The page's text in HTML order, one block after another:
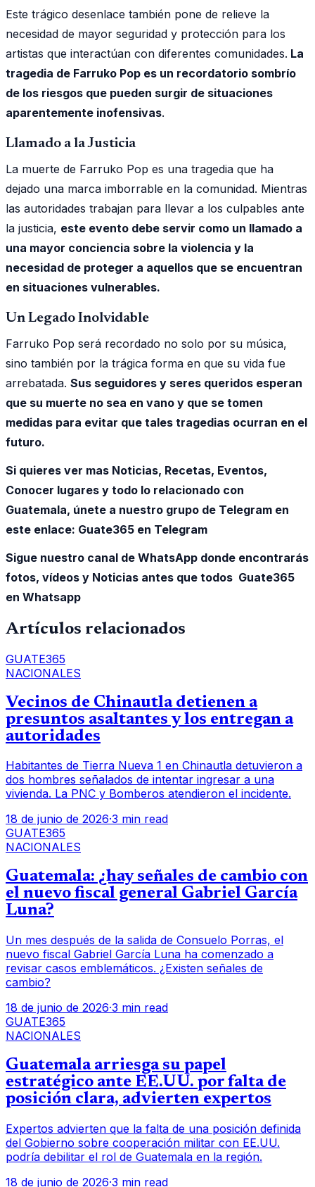
Este trágico desenlace también pone de relieve la
necesidad de mayor seguridad y protección para los
artistas que interactúan con diferentes comunidades. La
tragedia de Farruko Pop es un recordatorio sombrío
de los riesgos que pueden surgir de situaciones
aparentemente inofensivas.
Llamado a la Justicia
La muerte de Farruko Pop es una tragedia que ha
dejado una marca imborrable en la comunidad. Mientras
las autoridades trabajan para llevar a los culpables ante
la justicia, este evento debe servir como un llamado a
una mayor conciencia sobre la violencia y la
necesidad de proteger a aquellos que se encuentran
en situaciones vulnerables.
Un Legado Inolvidable
Farruko Pop será recordado no solo por su música,
sino también por la trágica forma en que su vida fue
arrebatada. Sus seguidores y seres queridos esperan
que su muerte no sea en vano y que se tomen
medidas para evitar que tales tragedias ocurran en el
futuro.
Si quieres ver mas Noticias, Recetas, Eventos,
Conocer lugares y todo lo relacionado con
Guatemala, únete a nuestro grupo de Telegram en
este enlace: Guate365 en Telegram
Sigue nuestro canal de WhatsApp donde encontrarás
fotos, vídeos y Noticias antes que todos Guate365
en Whatsapp
Artículos relacionados
GUATE365
NACIONALES
Vecinos de Chinautla detienen a
presuntos asaltantes y los entregan a
autoridades
Habitantes de Tierra Nueva 1 en Chinautla detuvieron a
dos hombres señalados de intentar ingresar a una
vivienda. La PNC y Bomberos atendieron el incidente.
18 de junio de 2026·3 min read
GUATE365
NACIONALES
Guatemala: ¿hay señales de cambio con
el nuevo fiscal general Gabriel García
Luna?
Un mes después de la salida de Consuelo Porras, el
nuevo fiscal Gabriel García Luna ha comenzado a
revisar casos emblemáticos. ¿Existen señales de
cambio?
18 de junio de 2026·3 min read
GUATE365
NACIONALES
Guatemala arriesga su papel
estratégico ante EE.UU. por falta de
posición clara, advierten expertos
Expertos advierten que la falta de una posición definida
del Gobierno sobre cooperación militar con EE.UU.
podría debilitar el rol de Guatemala en la región.
18 de junio de 2026·3 min read